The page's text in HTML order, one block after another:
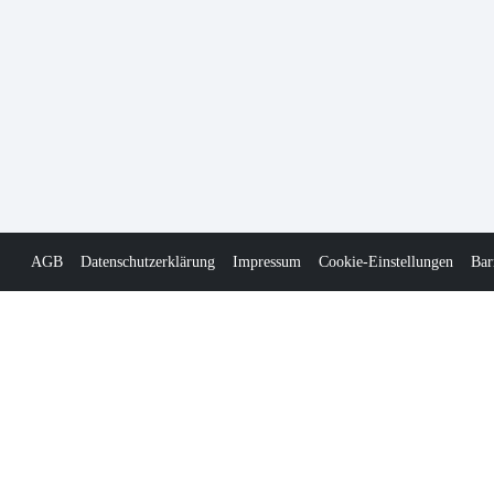
AGB Datenschutzerklärung Impressum Cookie-Einstellungen